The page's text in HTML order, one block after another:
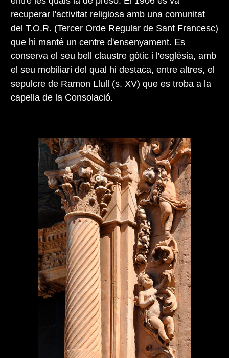
recuperar l'activitat religiosa amb una comunitat
del T.O.R. (Tercer Orde Regular de Sant Francesc)
que hi manté un centre d'ensenyament. Es
conserva el seu bell claustre gòtic i l'església, amb
el seu mobiliari del qual hi destaca, entre altres, el
sepulcre de Ramon Llull (s. XV) que es troba a la
capella de la Consolació.